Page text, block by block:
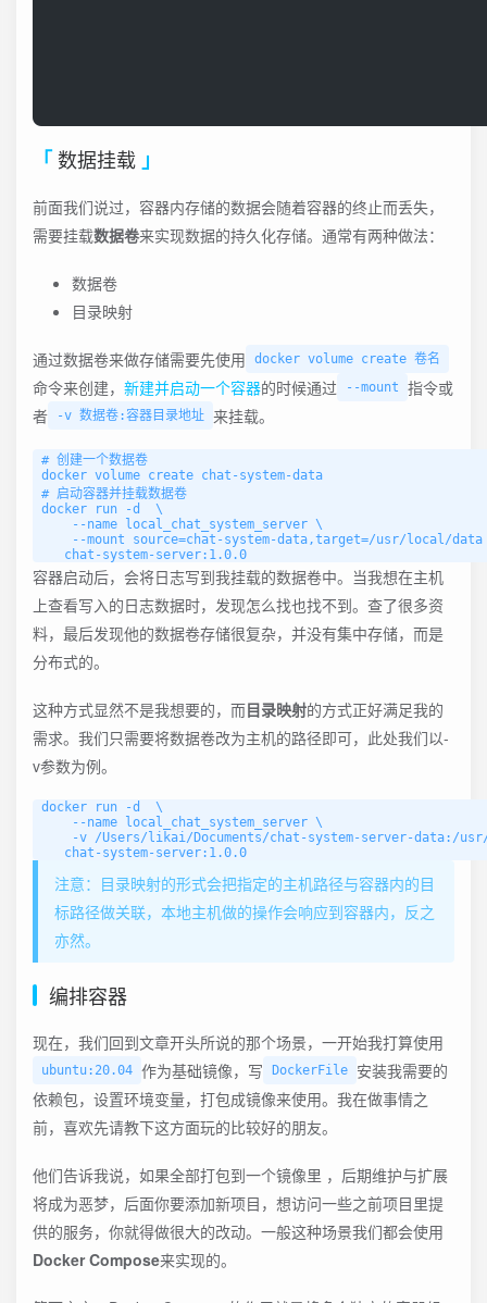
数据挂载
前面我们说过，容器内存储的数据会随着容器的终止而丢失，
需要挂载数据卷来实现数据的持久化存储。通常有两种做法：
数据卷
目录映射
通过数据卷来做存储需要先使用 docker volume create 卷名
命令来创建， 新建并启动一个容器的时候通过 --mount
指令或
者
-v 数据卷:容器目录地址 来挂载。
# 创建一个数据卷
docker volume create chat-system-data
# 启动容器并挂载数据卷
docker run -d  \
    --name local_chat_system_server \
--mount source=chat-system-data,target=/usr/local/data
容器启动后，会将日志写到我挂载的数据卷中。当我想在主机
上查看写入的日志数据时，发现怎么找也找不到。查了很多资
料，最后发现他的数据卷存储很复杂，并没有集中存储，而是
分布式的。
这种方式显然不是我想要的，而目录映射的方式正好满足我的
需求。我们只需要将数据卷改为主机的路径即可，此处我们以-
v参数为例。
docker run -d  \
    --name local_chat_system_server \
-v /Users/likai/Documents/chat-system-server-data:/
️注意：目录映射的形式会把指定的主机路径与容器内的目
标路径做关联，本地主机做的操作会响应到容器内，反之
亦然。
编排容器
现在，我们回到文章开头所说的那个场景，一开始我打算使用
ubuntu:20.04 作为基础镜像，写 DockerFile
安装我需要的
依赖包，设置环境变量，打包成镜像来使用。我在做事情之
前，喜欢先请教下这方面玩的比较好的朋友。
他们告诉我说，如果全部打包到一个镜像里 ，后期维护与扩展
将成为恶梦，后面你要添加新项目，想访问一些之前项目里提
供的服务，你就得做很大的改动。一般这种场景我们都会使用
Docker Compose来实现的。